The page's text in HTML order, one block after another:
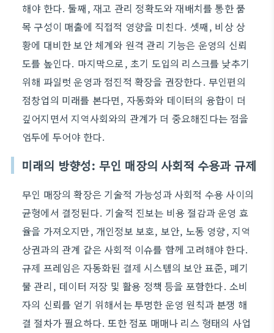
해야 한다. 둘째, 재고 관리 정확도와 재배치를 통한 품
목 구성이 매출에 직접적 영향을 미친다. 셋째, 비상 상
황에 대비한 보안 체계와 원격 관리 기능은 운영의 신뢰
도를 높인다. 마지막으로, 초기 도입의 리스크를 낮추기
위해 파일럿 운영과 점진적 확장을 권장한다. 무인편의
점창업의 미래를 본다면, 자동화와 데이터의 융합이 더
깊어지면서 지역사회와의 관계가 더 중요해진다는 점을
염두에 두어야 한다.
미래의 방향성: 무인 매장의 사회적 수용과 규제
무인 매장의 확장은 기술적 가능성과 사회적 수용 사이의
균형에서 결정된다. 기술적 진보는 비용 절감과 운영 효
율을 가져오지만, 개인정보 보호, 보안, 노동 영향, 지역
상권과의 관계 같은 사회적 이슈를 함께 고려해야 한다.
규제 프레임은 자동화된 결제 시스템의 보안 표준, 폐기
물 관리, 데이터 저장 및 활용 정책 등을 포함한다. 소비
자의 신뢰를 얻기 위해서는 투명한 운영 원칙과 분쟁 해
결 절차가 필요하다. 또한 점포 매매나 리스 형태의 사업